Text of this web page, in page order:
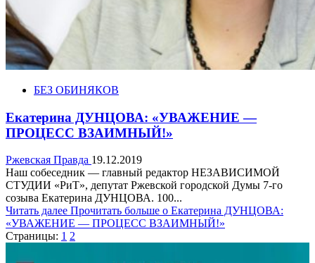
БЕЗ ОБИНЯКОВ
Екатерина ДУНЦОВА: «УВАЖЕНИЕ —
ПРОЦЕСС ВЗАИМНЫЙ!»
Ржевская Правда 19.12.2019
Наш собеседник — главный редактор НЕЗАВИСИМОЙ
СТУДИИ «РиТ», депутат Ржевской городской Думы 7-го
созыва Екатерина ДУНЦОВА. 100...
Читать далее Прочитать больше о Екатерина ДУНЦОВА:
«УВАЖЕНИЕ — ПРОЦЕСС ВЗАИМНЫЙ!»
Страницы: 1 2